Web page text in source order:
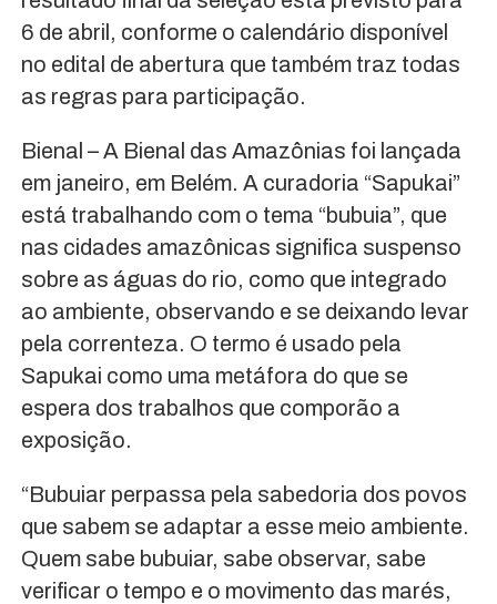
6 de abril, conforme o calendário disponível
no edital de abertura que também traz todas
as regras para participação.
Bienal – A Bienal das Amazônias foi lançada
em janeiro, em Belém. A curadoria “Sapukai”
está trabalhando com o tema “bubuia”, que
nas cidades amazônicas significa suspenso
sobre as águas do rio, como que integrado
ao ambiente, observando e se deixando levar
pela correnteza. O termo é usado pela
Sapukai como uma metáfora do que se
espera dos trabalhos que comporão a
exposição.
“Bubuiar perpassa pela sabedoria dos povos
que sabem se adaptar a esse meio ambiente.
Quem sabe bubuiar, sabe observar, sabe
verificar o tempo e o movimento das marés,